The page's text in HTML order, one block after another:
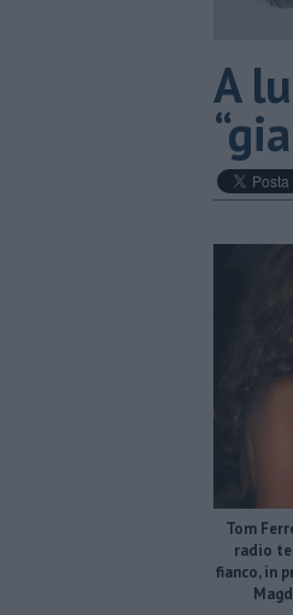
​A
Tom
radio
fianco, in